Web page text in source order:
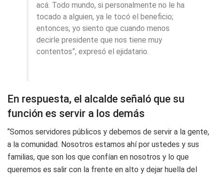
acá. Todo mundo, si personalmente no le ha
tocado a alguien, ya le tocó el beneficio;
entonces, yo siento que cuando menos
decirle presidente que nos tiene muy
contentos”, expresó el ejidatario.
En respuesta, el alcalde señaló que su
función es servir a los demás
“Somos servidores públicos y debemos de servir a la gente,
a la comunidad. Nosotros estamos ahí por ustedes y sus
familias, que son los que confían en nosotros y lo que
queremos es salir con la frente en alto y dejar huella del